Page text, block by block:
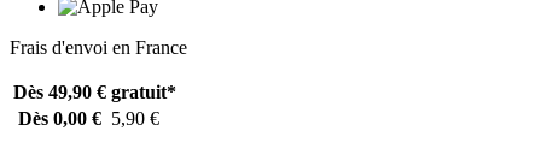
Frais d'envoi en France
Dès 49,90 € gratuit*
Dès 0,00 € 5,90 €